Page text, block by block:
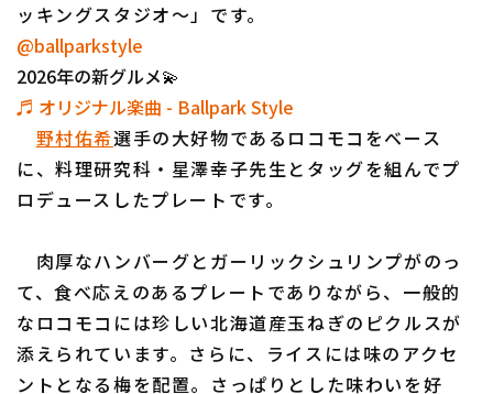
オリックス・バファローズ
福岡ソフトバンクホークス
ッキングスタジオ～」です。
@ballparkstyle
2026年の新グルメ💫
♬ オリジナル楽曲 - Ballpark Style
野村佑希選手の大好物であるロコモコをベース
に、料理研究科・星澤幸子先生とタッグを組んでプ
ロデュースしたプレートです。
肉厚なハンバーグとガーリックシュリンプがのっ
て、食べ応えのあるプレートでありながら、一般的
なロコモコには珍しい北海道産玉ねぎのピクルスが
添えられています。さらに、ライスには味のアクセ
ントとなる梅を配置。さっぱりとした味わいを好